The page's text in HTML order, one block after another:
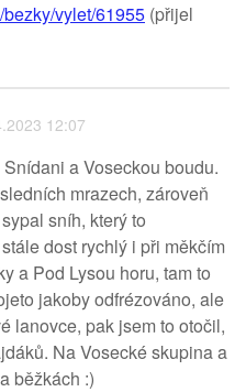
vylet/61955 (přijel
12:07
a Voseckou boudu.
mrazech, zároveň
sníh, který to
dost rychlý i při měkčím
a Pod Lysou horu, tam to
jakoby odfrézováno, ale
lanovce, pak jsem to otočil,
Na Vosecké skupina a
běžkách :)